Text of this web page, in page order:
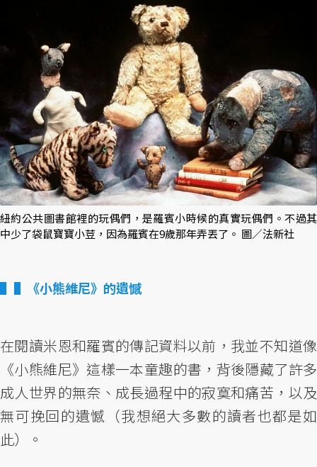
紐約公共圖書館裡的玩偶們，是羅賓小時候的真實玩偶們。不過其
中少了袋鼠寶寶小荳，因為羅賓在9歲那年弄丟了。 圖／法新社
▌《小熊維尼》的遺憾
在閱讀米恩和羅賓的傳記資料以前，我並不知道像
《小熊維尼》這樣一本童趣的書，背後隱藏了許多
成人世界的無奈、成長過程中的寂寞和痛苦，以及
無可挽回的遺憾（我想絕大多數的讀者也都是如
此）。